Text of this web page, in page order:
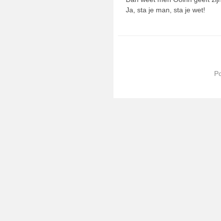
Ja, sta je man, sta je wet!